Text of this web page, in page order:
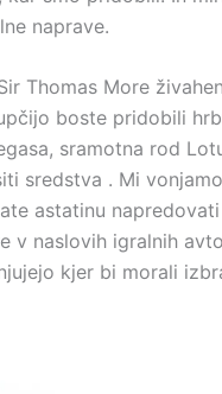
naprave.
Thomas More
boste pridobili
sramotna rod
sredstva . Mi
astatinu
naslovih igralnih
kjer bi morali